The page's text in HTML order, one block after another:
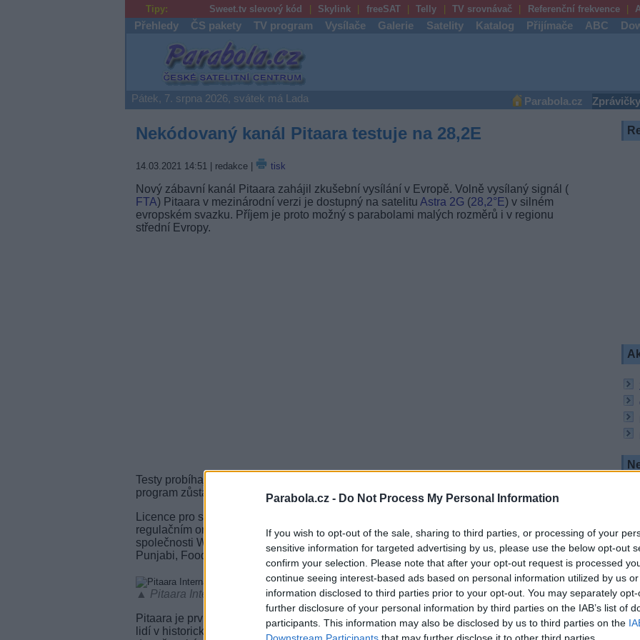
Parabola.cz - Do Not Process My Personal Information
If you wish to opt-out of the sale, sharing to third parties, or processing of your
sensitive information for targeted advertising by us, please use the below opt-out
confirm your selection. Please note that after your opt-out request is processed
continue seeing interest-based ads based on personal information utilized by us
information disclosed to third parties prior to your opt-out. You may separately
further disclosure of your personal information by third parties on the IAB’s list of
participants. This information may also be disclosed by us to third parties on the
Downstream Participants that may further disclose it to other third parties.
Tipy: Sweet.tv slevový kód Skylink freeSAT Telly TV srovnávač Referenční frekvence
Přehledy ČS pakety TV program Vysílače Galerie Satelity Katalog Přijímače ABC
Parabola.cz
Pátek, 7. srpna 2026, svátek má Lada Parabola.cz Zprávičky
Nekódovaný kanál Pitaara testuje na 28,2E
14.03.2021 14:51 | redakce | tisk
Nový zábavní kanál Pitaara zahájil zkušební vysílání v Evropě. Volně vysílaný signál (
FTA) Pitaara v mezinárodní verzi je dostupný na satelitu Astra 2G (28,2°E) v silném
evropském svazku. Příjem je proto možný s parabolami malých rozměrů i v regionu
střední Evropy.
Testy probíhají před oficiálním startem na platformě Sky UK a vše nasvědčuje tomu, že
program zůstane bezplatný a bude tedy dostupný i pro lovce FTA programů.
Licence pro stanici
regulačním orgánem Ofcom. Bude to další projekt ve Velké Británii a Evropě
společnosti World Media Connect, která provozuje také bezplatné programy PTC
Punjabi, Foodxp a Republic Bharat.
▲ Pitaara International - záběr z příjmu stanice
Pitaara je první filmový kanál v paňdžábském jazyce, kterým mluví více než 28 milionů
lidí v historické zemi Paňdžáb na hranici mezi Indií a Pákistánem. Stanice vysílá 4 filmy